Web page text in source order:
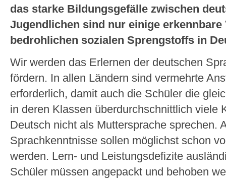
das starke Bildungsgefälle zwischen
Jugendlichen sind nur einige erkennbare
bedrohlichen sozialen Sprengstoffs in
Wir werden das Erlernen der deutschen
fördern. In allen Ländern sind vermehrte
erforderlich, damit auch die Schüler die
in deren Klassen überdurchschnittlich viele
Deutsch nicht als Muttersprache sprechen.
Sprachkenntnisse sollen möglichst schon
werden. Lern- und Leistungsdefizite
Schüler müssen angepackt und behoben